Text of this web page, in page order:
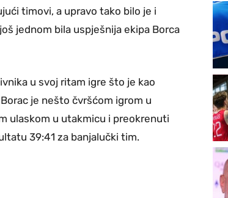
timovi, a upravo tako bilo je i
jednom bila uspješnija ekipa Borca
u svoj ritam igre što je kao
je nešto čvršćom igrom u
ulaskom u utakmicu i preokrenuti
39:41 za banjalučki tim.